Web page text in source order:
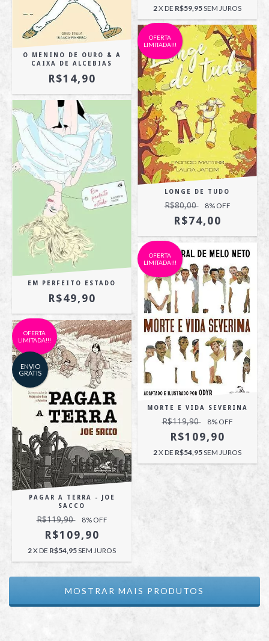
O MENINO DE OURO & A
CAIXA DE ALCEBIAS
R$14,90
2X DE R$59,95SEM JUROS
EM PERFEITO ESTADO
R$49,90
OFERTA
LIMITADA!!!
LONGE DE TUDO
R$80,00 8% OFF
R$74,00
OFERTA
LIMITADA!!!
ENVIO
GRÁTIS
PAGAR A TERRA - JOE
SACCO
R$119,90 8% OFF
R$109,90
2X DE R$54,95SEM JUROS
OFERTA
LIMITADA!!!
MORTE E VIDA SEVERINA
R$119,90 8% OFF
R$109,90
2X DE R$54,95SEM JUROS
MOSTRAR MAIS PRODUTOS